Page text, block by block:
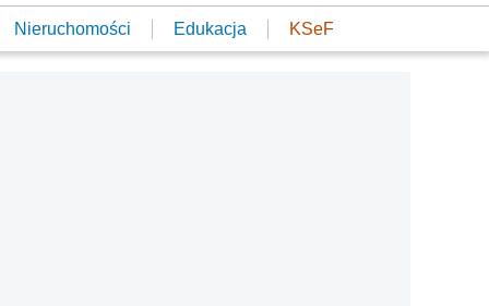
Nieruchomości Edukacja KSeF